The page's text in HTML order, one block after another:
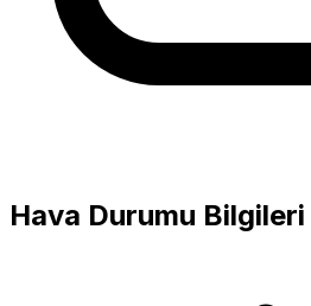
Hava Durumu Bilgileri